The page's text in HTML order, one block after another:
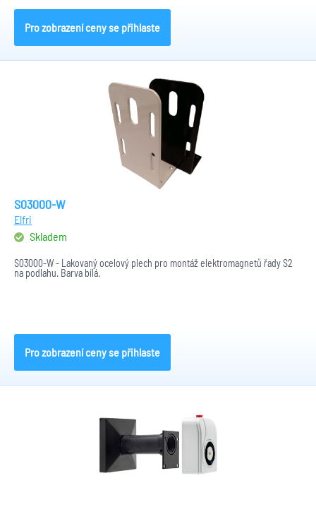
Pro zobrazení ceny se přihlaste
S03000-W
Elfri
Skladem
S03000-W - Lakovaný ocelový plech pro montáž elektromagnetů řady S2
na podlahu. Barva bílá.
Pro zobrazení ceny se přihlaste